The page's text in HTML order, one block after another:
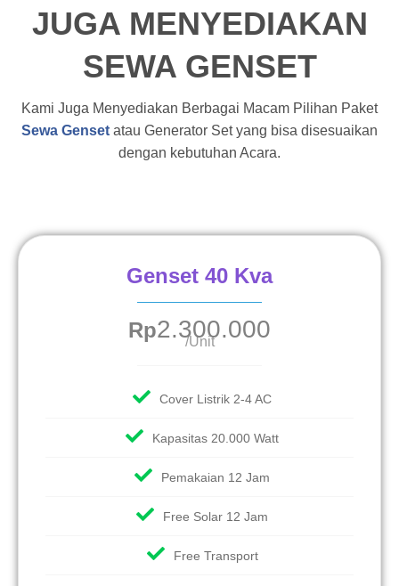
JUGA MENYEDIAKAN
SEWA GENSET
Kami Juga Menyediakan Berbagai Macam Pilihan Paket
Sewa Genset atau Generator Set yang bisa disesuaikan
dengan kebutuhan Acara.
Genset 40 Kva
Rp2.300.000
/Unit
Cover Listrik 2-4 AC
Kapasitas 20.000 Watt
Pemakaian 12 Jam
Free Solar 12 Jam
Free Transport